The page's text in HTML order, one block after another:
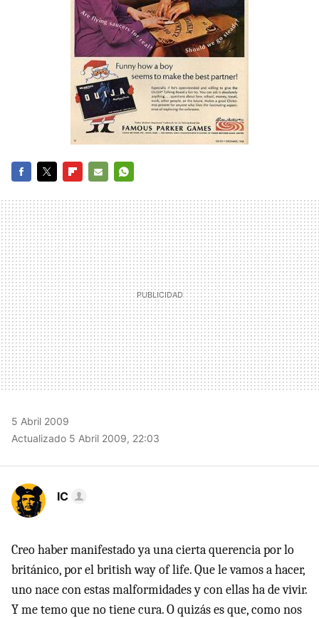
MAIL
5 Abril 2009
Actualizado 5 Abril 2009, 22:03
IC
Creo haber manifestado ya una cierta querencia por lo
británico, por el british way of life. Que le vamos a hacer,
uno nace con estas malformidades y con ellas ha de vivir.
Y me temo que no tiene cura. O quizás es que, como nos